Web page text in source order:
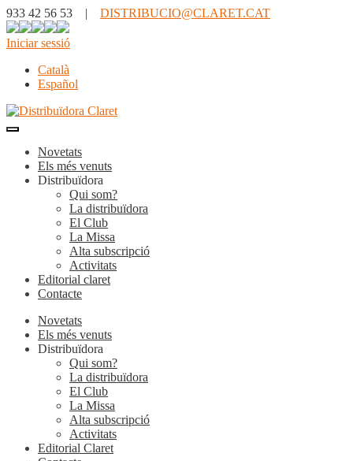
933 42 56 53 | DISTRIBUCIO@CLARET.CAT
Iniciar sessió
Català
Español
Novetats
Els més venuts
Distribuïdora
Qui som?
La distribuïdora
El Club
La Missa
Alta subscripció
Activitats
Editorial claret
Contacte
Novetats
Els més venuts
Distribuïdora
Qui som?
La distribuïdora
El Club
La Missa
Alta subscripció
Activitats
Editorial Claret